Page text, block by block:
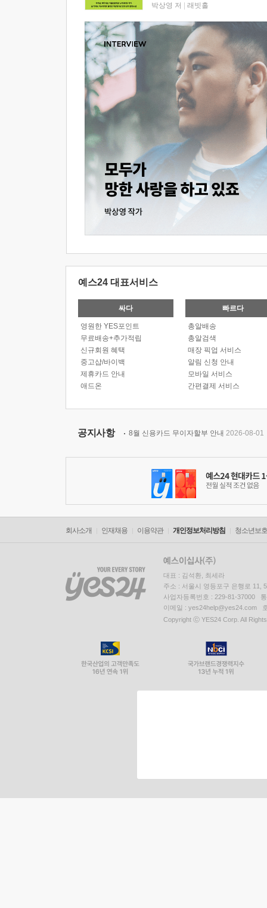
박상영 저 래빗홀
예스24 대표서비스
싸다
영원한 YES포인트
무료배송+추가적립
신규회원 혜택
중고샵/바이백
제휴카드 안내
애드온
빠르다
총알배송
총알검색
매장 픽업 서비스
알림 신청 안내
모바일 서비스
간편결제 서비스
공지사항 8월 신용카드 무이자할부 안내 2026-08-01
회사소개 인재채용 이용약관 개인정보처리방침 청소년보
대표 : 김석환, 최세라
주소 : 서울시 영등포구 은행로 11,
사업자등록번호 : 229-81-37000
이메일 : yes24help@yes24.com
Copyright ⓒ YES24 Corp. All